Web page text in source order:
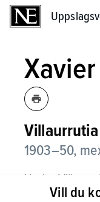
Villaurrutia
1903–50,
Xavier
poeterna kring
Vill du